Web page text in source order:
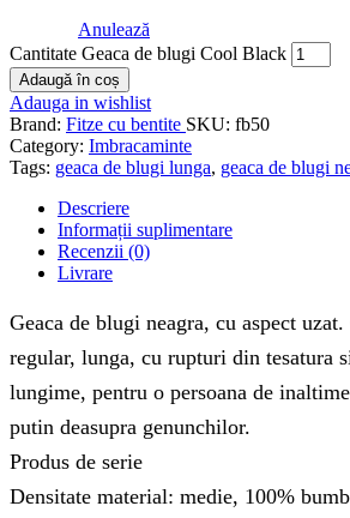
Anulează
Cantitate Geaca de blugi Cool Black
Adaugă în coș
Adauga in wishlist
Brand: Fitze cu bentite SKU: fb50
Category: Imbracaminte
Tags: geaca de blugi lunga, geaca de blugi
Descriere
Informații suplimentare
Recenzii (0)
Livrare
Geaca de blugi neagra, cu aspect
regular, lunga, cu rupturi din tesatura
lungime, pentru o persoana de
putin deasupra genunchilor.
Produs de serie
Densitate material: medie, 100%